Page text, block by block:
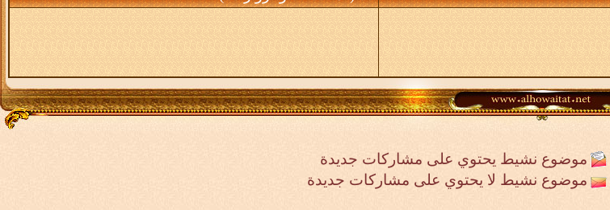
موضوع نشيط يحتوي على مشاركات جديدة
موضوع نشيط لا يحتوي على مشاركات جديدة